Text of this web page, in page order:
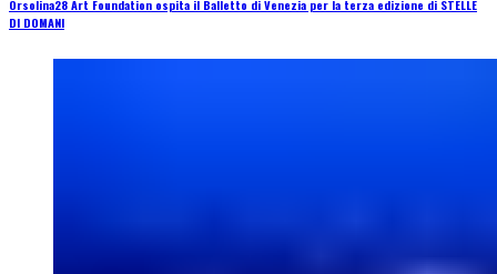
Orsolina28 Art Foundation ospita il Balletto di Venezia per la terza edizione di STELLE
DI DOMANI